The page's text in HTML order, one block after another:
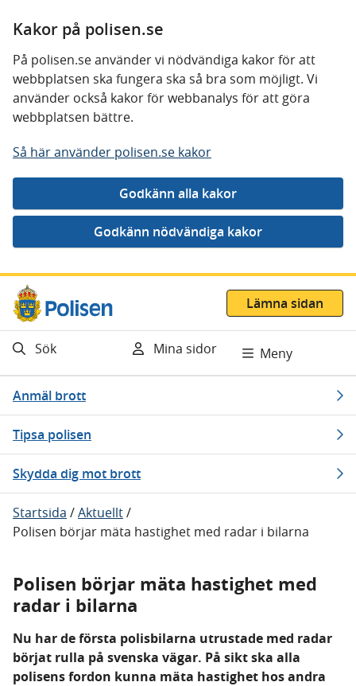
Kakor på polisen.se
På polisen.se använder vi nödvändiga kakor för att
webbplatsen ska fungera ska så bra som möjligt. Vi
använder också kakor för webbanalys för att göra
webbplatsen bättre.
Så här använder polisen.se kakor
Gå direkt till innehåll
Lämna sidan
Sök Mina sidor Meny
Anmäl brott
Tipsa polisen
Skydda dig mot brott
Startsida /Aktuellt/
Polisen börjar mäta hastighet med radar i bilarna
Polisen börjar mäta hastighet med
radar i bilarna
Nu har de första polisbilarna utrustade med radar
börjat rulla på svenska vägar. På sikt ska alla
polisens fordon kunna mäta hastighet hos andra